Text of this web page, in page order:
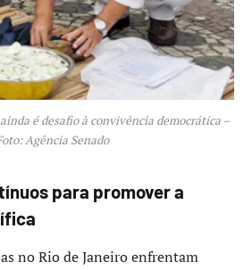
é desafio à convivência democrática –
Agência Senado
para promover a
no Rio de Janeiro enfrentam